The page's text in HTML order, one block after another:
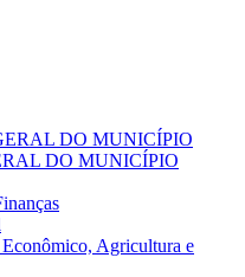
DO MUNICÍPIO
DO MUNICÍPIO
Agricultura e